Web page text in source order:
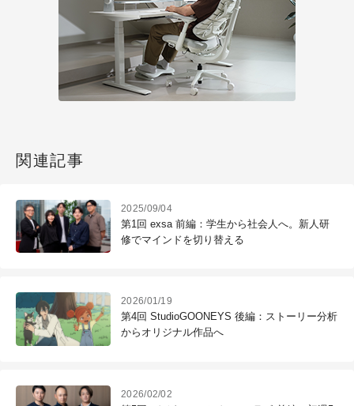
関連記事
2025/09/04
第1回 exsa 前編：学生から社会人へ。新人研
修でマインドを切り替える
2026/01/19
第4回 StudioGOONEYS 後編：ストーリー分析
からオリジナル作品へ
2026/02/02